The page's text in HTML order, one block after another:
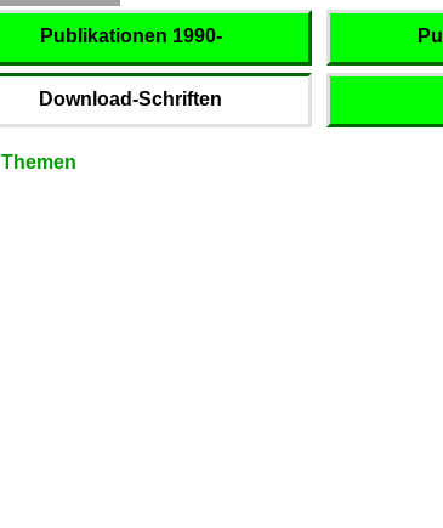
Publikationen 1990-
Download-Schriften
Themen